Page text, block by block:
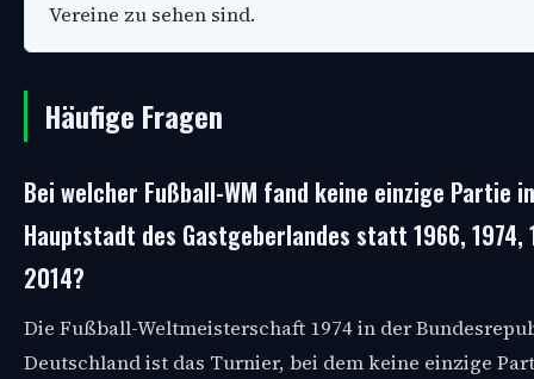
Vereine zu sehen sind.
Häufige Fragen
Bei welcher Fußball-WM fand keine einzige Partie
Hauptstadt des Gastgeberlandes statt 1966, 1974,
2014?
Die Fußball-Weltmeisterschaft 1974 in der
Deutschland ist das Turnier, bei dem keine einzige